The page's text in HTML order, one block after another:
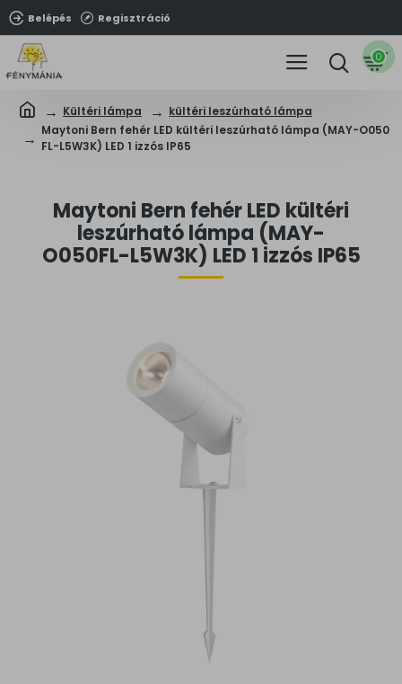
Belépés Regisztráció
0
Kültéri lámpa
kültéri leszúrható lámpa
Maytoni Bern fehér LED kültéri leszúrható lámpa (MAY-O050
FL-L5W3K) LED 1 izzós IP65
Maytoni Bern fehér LED kültéri
leszúrható lámpa (MAY-
O050FL-L5W3K) LED 1 izzós IP65